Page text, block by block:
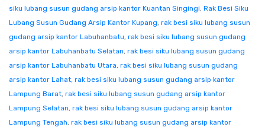
siku lubang susun gudang arsip kantor Kuantan Singingi, Rak Besi Siku
Lubang Susun Gudang Arsip Kantor Kupang, rak besi siku lubang susun
gudang arsip kantor Labuhanbatu, rak besi siku lubang susun gudang
arsip kantor Labuhanbatu Selatan, rak besi siku lubang susun gudang
arsip kantor Labuhanbatu Utara, rak besi siku lubang susun gudang
arsip kantor Lahat, rak besi siku lubang susun gudang arsip kantor
Lampung Barat, rak besi siku lubang susun gudang arsip kantor
Lampung Selatan, rak besi siku lubang susun gudang arsip kantor
Lampung Tengah, rak besi siku lubang susun gudang arsip kantor